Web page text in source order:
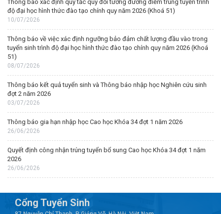
Thông báo xác định quy tắc quy đổi tương đương điểm trúng tuyển trình
độ đại học hình thức đào tạo chính quy năm 2026 (Khoá 51)
10/07/2026
Thông báo về việc xác định ngưỡng bảo đảm chất lượng đầu vào trong
tuyển sinh trình độ đại học hình thức đào tạo chính quy năm 2026 (Khoá
51)
08/07/2026
Thông báo kết quả tuyển sinh và Thông báo nhập học Nghiên cứu sinh
đợt 2 năm 2026
03/07/2026
Thông báo gia hạn nhập học Cao học Khóa 34 đợt 1 năm 2026
26/06/2026
Quyết định công nhận trúng tuyển bổ sung Cao học Khóa 34 đợt 1 năm
2026
26/06/2026
Cổng Tuyển Sinh